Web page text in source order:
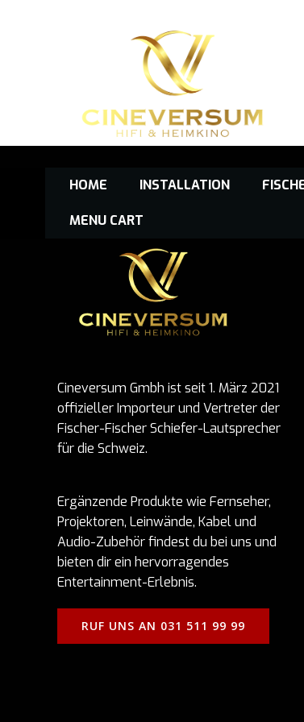
HOME INSTALLATION
MENU CART
Cineversum Gmbh ist seit 1. März 2021
offizieller Importeur und Vertreter der
Fischer-Fischer Schiefer-Lautsprecher
für die Schweiz.
Ergänzende Produkte wie Fernseher,
Projektoren, Leinwände, Kabel und
Audio-Zubehör findest du bei uns und
bieten dir ein hervorragendes
Entertainment-Erlebnis.
RUF UNS AN 031 511 99 99